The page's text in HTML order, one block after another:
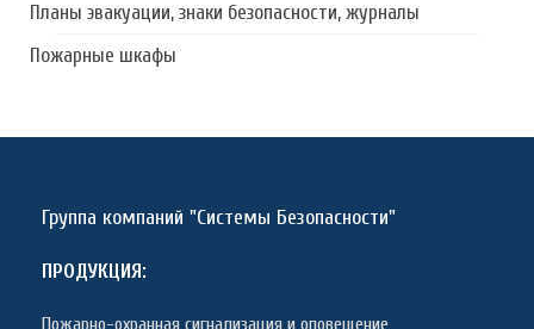
Планы эвакуации, знаки безопасности, журналы
Пожарные шкафы
Группа компаний "Системы Безопасности"
ПРОДУКЦИЯ:
Пожарно-охранная сигнализация и оповещение